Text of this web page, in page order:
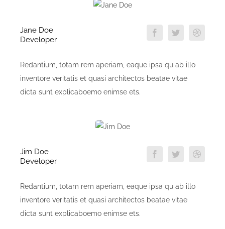
Jane Doe
Developer
Redantium, totam rem aperiam, eaque ipsa qu ab illo
inventore veritatis et quasi architectos beatae vitae
dicta sunt explicaboemo enimse ets.
Jim Doe
Developer
Redantium, totam rem aperiam, eaque ipsa qu ab illo
inventore veritatis et quasi architectos beatae vitae
dicta sunt explicaboemo enimse ets.